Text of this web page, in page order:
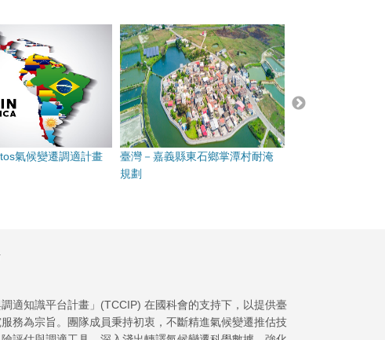
氣候變遷調適計畫
臺灣－嘉義縣東石鄉掌潭村耐淹
規劃
調適知識平台計畫」(TCCIP) 在國科會的支持下，以提供臺
務為宗旨。團隊成員秉持初衷，不斷精進氣候變遷推估技